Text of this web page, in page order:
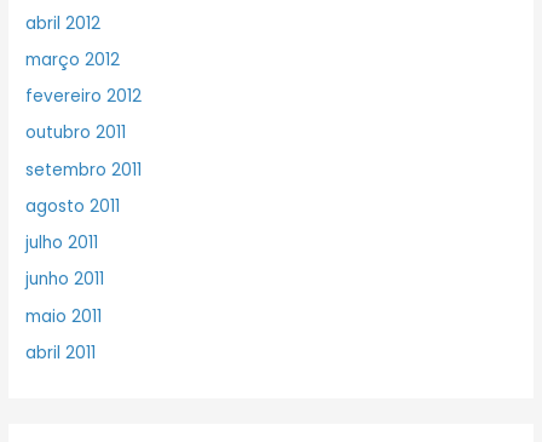
abril 2012
março 2012
fevereiro 2012
outubro 2011
setembro 2011
agosto 2011
julho 2011
junho 2011
maio 2011
abril 2011